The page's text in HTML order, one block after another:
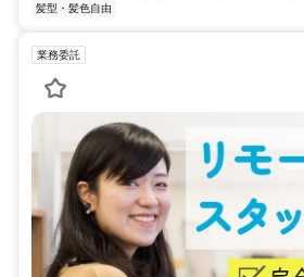
髪型・髪色自由
業務委託